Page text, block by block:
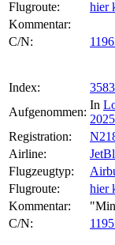
Flugroute:
hier
Kommentar:
C/N:
Index:
Aufgenommen:
In
Registration:
Airline:
Flugzeugtyp:
Flugroute:
hier
Kommentar:
C/N: